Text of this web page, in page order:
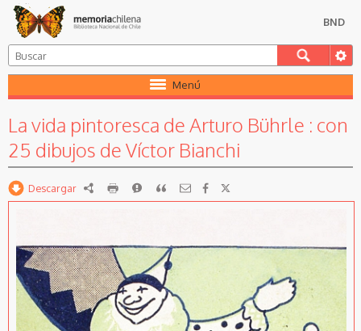
BND
Menú
La vida pintoresca de Arturo Bührle : con
25 dibujos de Víctor Bianchi
Descargar RDF imprimirReportarCitar